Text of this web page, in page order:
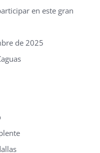
en este gran
de 2025